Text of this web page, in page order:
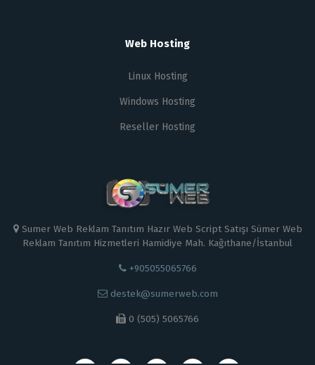
Web Hosting
Linux Hosting
Windows Hosting
Reseller Hosting
Sumer Web Reklam Tanıtım Hazır Web Script Satışı Sümer Web
Reklam Tanıtım Hizmetleri Hamidiye Mah. Kağıthane/İstanbul
+905055065766
destek@sumerweb.com
0 (505) 5065766